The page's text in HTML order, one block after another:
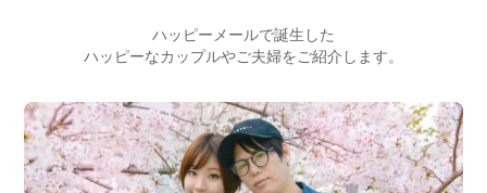
ハッピーメールで誕生した
ハッピーなカップルやご夫婦をご紹介します。